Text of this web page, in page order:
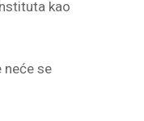
kao
neće se